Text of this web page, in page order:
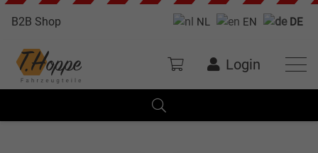
B2B Shop NL EN DE
Login